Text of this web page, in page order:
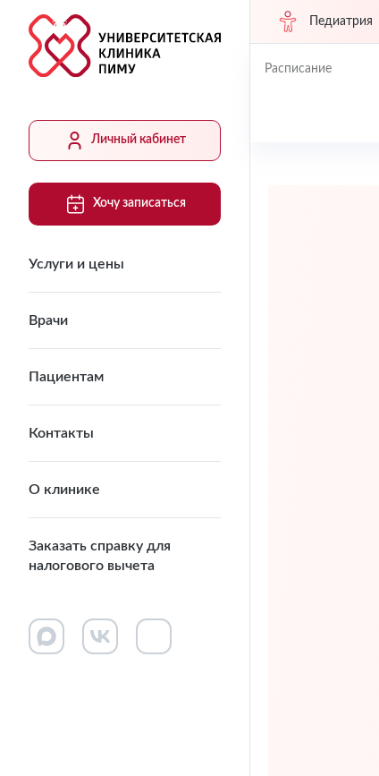
Личный кабинет
Хочу записаться
Услуги и цены
Врачи
Пациентам
Контакты
О клинике
Заказать справку для
налогового вычета
Педиатрия
Расписание